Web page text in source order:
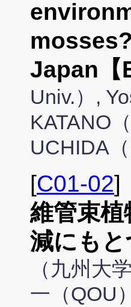
Japan【
Univ.）,
KATANO
UCHIDA
[C01-02]
維管束
減にも
（九州大
一（QOU